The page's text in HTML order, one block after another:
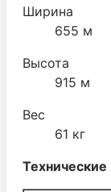
Ширина
655 м
Высота
915 м
Вес
61 кг
Технические